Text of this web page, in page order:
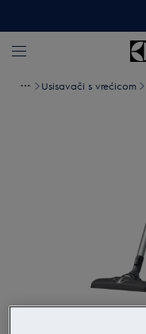
Usisavači s vrećicom